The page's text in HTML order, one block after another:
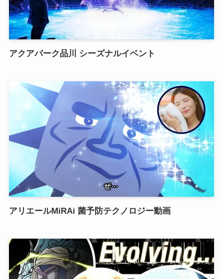
アクアパーク品川 シーズナルイベント
アリエールMiRAi 菌予防テクノロジー動画